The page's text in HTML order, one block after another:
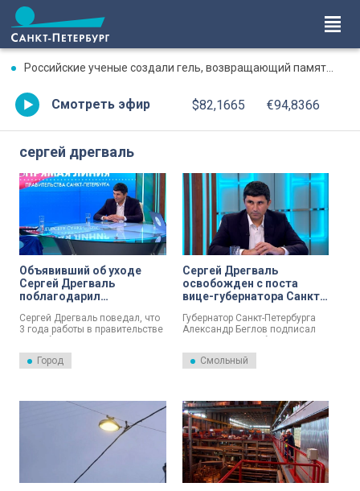
Российские ученые создали гель, возвращающий память после травмы
Смотреть эфир $82,1665 €94,8366
сергей дрегваль
Объявивший об уходе
Сергей Дрегваль
поблагодарил
доверие
Сергей Дрегваль поведал, что
3 года работы в правительстве
частью его жизни.
Город
Сергей Дрегваль
освобожден с поста
вице-губернатора Санкт-
Губернатор Санкт-Петербурга
Александр Беглов подписал
освобождении Сергея
Дрегваля от занимаемой
Смольный